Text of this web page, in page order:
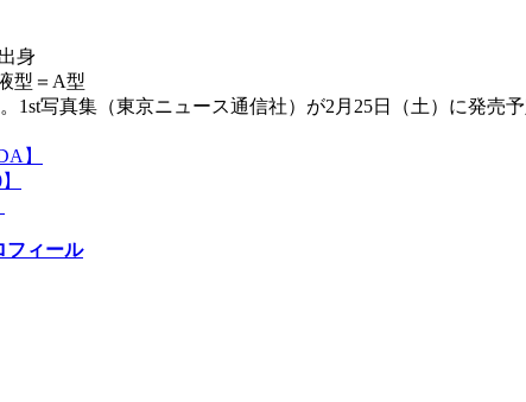
出身
型＝A型
1st写真集（東京ニュース通信社）が2月25日（土）に発
】
フィール